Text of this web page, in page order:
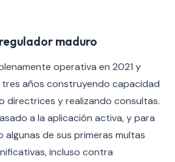
maduro
operativa en 2021 y
años construyendo capacidad
directrices y realizando consultas.
a la aplicación activa, y para
algunas de sus primeras multas
incluso contra